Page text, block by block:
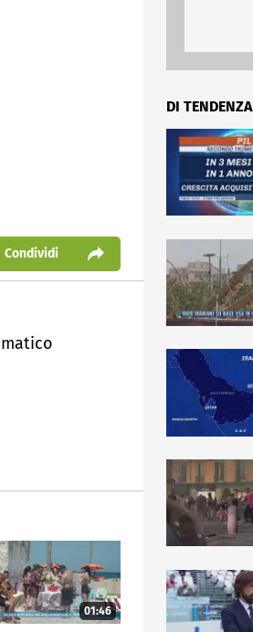
Condividi
01:46
DI TENDENZA